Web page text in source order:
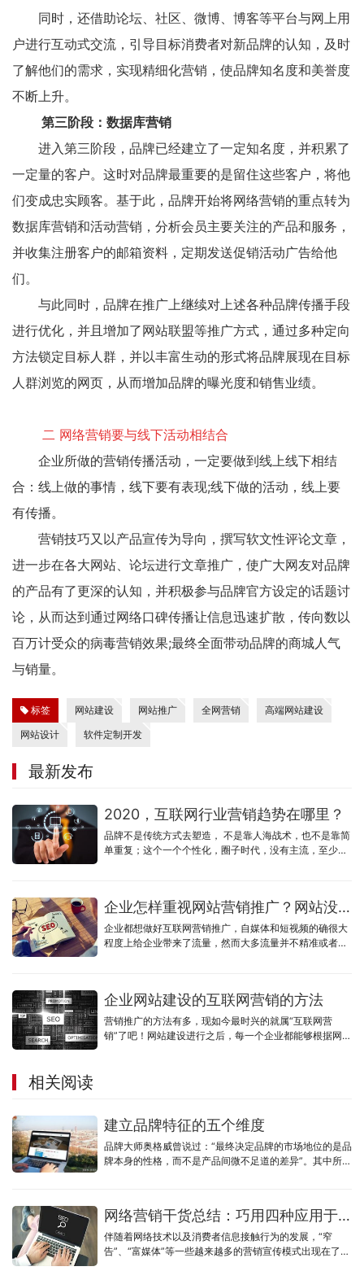
同时，还借助论坛、社区、微博、博客等平台与网上用
户进行互动式交流，引导目标消费者对新品牌的认知，及时
了解他们的需求，实现精细化营销，使品牌知名度和美誉度
不断上升。
第三阶段：数据库营销
进入第三阶段，品牌已经建立了一定知名度，并积累了
一定量的客户。这时对品牌最重要的是留住这些客户，将他
们变成忠实顾客。基于此，品牌开始将网络营销的重点转为
数据库营销和活动营销，分析会员主要关注的产品和服务，
并收集注册客户的邮箱资料，定期发送促销活动广告给他
们。
与此同时，品牌在推广上继续对上述各种品牌传播手段
进行优化，并且增加了网站联盟等推广方式，通过多种定向
方法锁定目标人群，并以丰富生动的形式将品牌展现在目标
人群浏览的网页，从而增加品牌的曝光度和销售业绩。
二 网络营销要与线下活动相结合
企业所做的营销传播活动，一定要做到线上线下相结
合：线上做的事情，线下要有表现;线下做的活动，线上要
有传播。
营销技巧又以产品宣传为导向，撰写软文性评论文章，
进一步在各大网站、论坛进行文章推广，使广大网友对品牌
的产品有了更深的认知，并积极参与品牌官方设定的话题讨
论，从而达到通过网络口碑传播让信息迅速扩散，传向数以
百万计受众的病毒营销效果;最终全面带动品牌的商城人气
与销量。
标签 网站建设 网站推广 全网营销
高端网站建设
网站设计
软件定制开发
最新发布
2020，互联网行业营销趋势在哪里？
品牌不是传统方式去塑造， 不是靠人海战术，也不是靠简
单重复；这个一个个性化，圈子时代，没有主流，至少刚
企业怎样重视网站营销推广？网站没有流量怎么办？
企业都想做好互联网营销推广，自媒体和短视频的确很大
程度上给企业带来了流量，然而大多流量并不精准或者流
企业网站建设的互联网营销的方法
营销推广的方法有多，现如今最时兴的就属“互联网营
销”了吧！网站建设进行之后，每一个企业都能够根据网址
济效益。
相关阅读
建立品牌特征的五个维度
品牌大师奥格威曾说过：“最终决定品牌的市场地位的是品
牌本身的性格，而不是产品间微不足道的差异”。其中所述
网络营销干货总结：巧用四种应用于网络品牌营销的模式
伴随着网络技术以及消费者信息接触行为的发展，“窄
告”、“富媒体”等一些越来越多的营销宣传模式出现在了互